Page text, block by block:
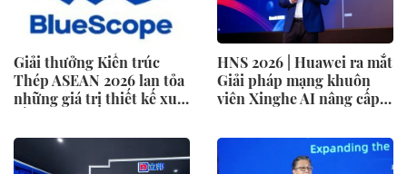
Giải thưởng Kiến trúc
Thép ASEAN 2026 lan tỏa
những giá trị thiết kế xuất
HNS 2026 | Huawei ra mắt
Giải pháp mạng khuôn
viên Xinghe AI nâng cấp